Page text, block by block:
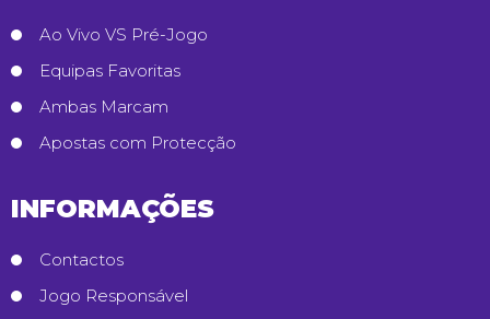
Ao Vivo VS Pré-Jogo
Equipas Favoritas
Ambas Marcam
Apostas com Protecção
INFORMAÇÕES
Contactos
Jogo Responsável